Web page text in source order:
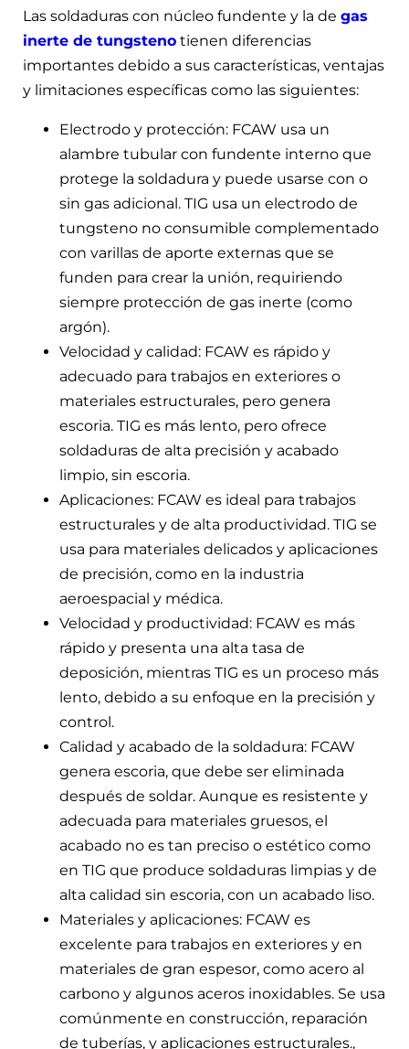
Las soldaduras con núcleo fundente y la de gas
inerte de tungsteno tienen diferencias
importantes debido a sus características, ventajas
y limitaciones específicas como las siguientes:
Electrodo y protección: FCAW usa un
alambre tubular con fundente interno que
protege la soldadura y puede usarse con o
sin gas adicional. TIG usa un electrodo de
tungsteno no consumible complementado
con varillas de aporte externas que se
funden para crear la unión, requiriendo
siempre protección de gas inerte (como
argón).
Velocidad y calidad: FCAW es rápido y
adecuado para trabajos en exteriores o
materiales estructurales, pero genera
escoria. TIG es más lento, pero ofrece
soldaduras de alta precisión y acabado
limpio, sin escoria.
Aplicaciones: FCAW es ideal para trabajos
estructurales y de alta productividad. TIG se
usa para materiales delicados y aplicaciones
de precisión, como en la industria
aeroespacial y médica.
Velocidad y productividad: FCAW es más
rápido y presenta una alta tasa de
deposición, mientras TIG es un proceso más
lento, debido a su enfoque en la precisión y
control.
Calidad y acabado de la soldadura: FCAW
genera escoria, que debe ser eliminada
después de soldar. Aunque es resistente y
adecuada para materiales gruesos, el
acabado no es tan preciso o estético como
en TIG que produce soldaduras limpias y de
alta calidad sin escoria, con un acabado liso.
Materiales y aplicaciones: FCAW es
excelente para trabajos en exteriores y en
materiales de gran espesor, como acero al
carbono y algunos aceros inoxidables. Se usa
comúnmente en construcción, reparación
de tuberías, y aplicaciones estructurales.,